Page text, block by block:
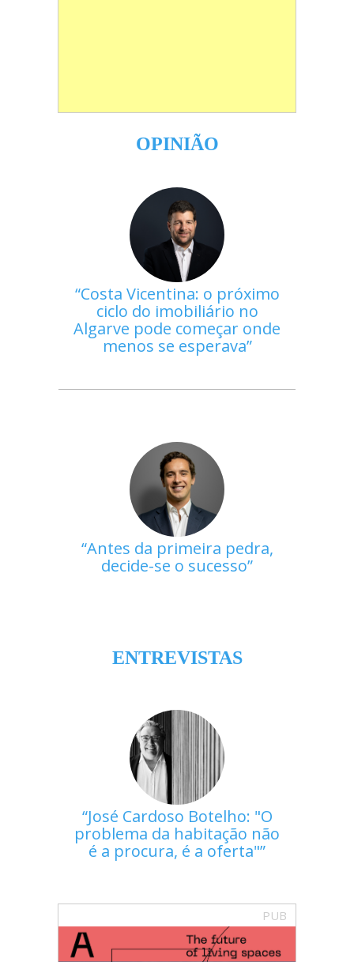
OPINIÃO
Costa Vicentina: o próximo
ciclo do imobiliário no
Algarve pode começar onde
menos se esperava
Antes da primeira pedra,
decide-se o sucesso
ENTREVISTAS
José Cardoso Botelho: "O
problema da habitação não
é a procura, é a oferta"
PUB